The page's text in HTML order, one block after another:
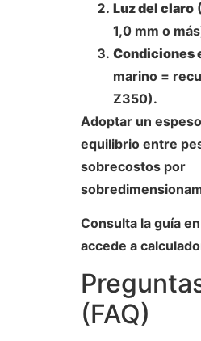
Luz del claro
1,0 mm o
Condiciones
marino =
Z350).
Adoptar un
equilibrio entre
sobrecostos por
Consulta la guía en
accede a
(FAQ)